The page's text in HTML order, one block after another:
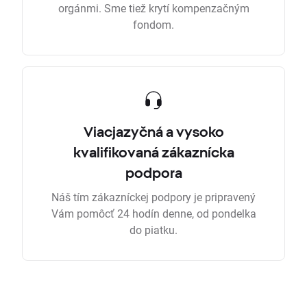
orgánmi. Sme tiež krytí kompenzačným
fondom.
Viacjazyčná a vysoko
kvalifikovaná zákaznícka
podpora
Náš tím zákazníckej podpory je pripravený
Vám pomôcť 24 hodín denne, od pondelka
do piatku.